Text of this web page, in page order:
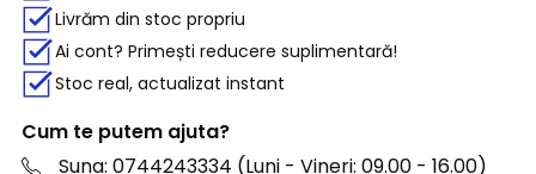
Livrăm din stoc propriu
Ai cont? Primești reducere suplimentară!
Stoc real, actualizat instant
Cum te putem ajuta?
Suna: 0744243334 (Luni - Vineri: 09.00 - 16.00)